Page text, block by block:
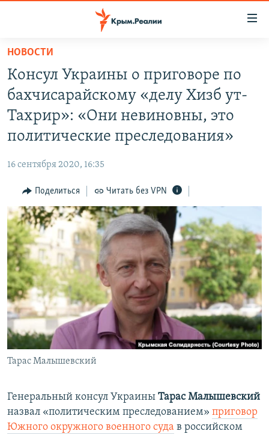
Вернуться
основному
содержанию
Вернутся
главной
Вернутся
поиску
СПЕЦПРОЕКТЫ
ВОДА
ИНТЕРАКТИВ
ИНФОГРАФИКА
ТЕЛЕПРОЕКТ КРЫМ.РЕАЛИИ
СОВЕТЫ ПРАВОЗАЩИТНИКОВ
ПРОПАВШИЕ БЕЗ ВЕСТИ
ПОБЕДИТЕЛЕЙ НЕ СУДЯТ?
КРЫМ.НЕПОКОРЕННЫЙ
УКРАИНСКАЯ ПРОБЛЕМА КРЫМА
РАДІО СВОБОДА
КАК ОБОЙТИ БЛОКИРОВКУ
Українською
Qırımtatar
ПРИСОЕДИНЯЙТЕСЬ!
Все сайты RFE/RL
НОВОСТИ
Консул Украины о приговоре по
бахчисарайскому «делу Хизб ут-
Тахрир»: «Они невиновны, это
политические преследования»
16 сентября 2020, 16:35
Поделиться Читать без VPN
Тарас Малышевский
Генеральный консул Украины Тарас Малышевский
назвал «политическим преследованием» приговор
Южного окружного военного суда в российском